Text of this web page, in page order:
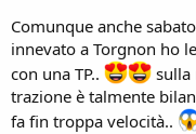
Comunque anche
innevato a Torgnon ho
con una TP..
sulla
trazione è talmente
fa fin troppa velocità..